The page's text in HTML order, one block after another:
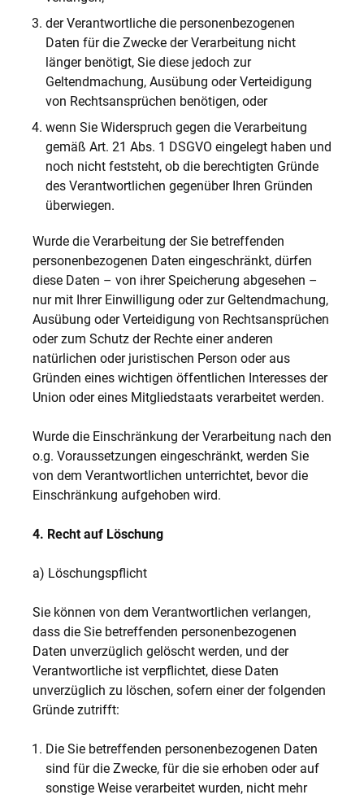
der Verantwortliche die personenbezogenen
Daten für die Zwecke der Verarbeitung nicht
länger benötigt, Sie diese jedoch zur
Geltendmachung, Ausübung oder Verteidigung
von Rechtsansprüchen benötigen, oder
wenn Sie Widerspruch gegen die Verarbeitung
gemäß Art. 21 Abs. 1 DSGVO eingelegt haben und
noch nicht feststeht, ob die berechtigten Gründe
des Verantwortlichen gegenüber Ihren Gründen
überwiegen.
Wurde die Verarbeitung der Sie betreffenden
personenbezogenen Daten eingeschränkt, dürfen
diese Daten – von ihrer Speicherung abgesehen –
nur mit Ihrer Einwilligung oder zur Geltendmachung,
Ausübung oder Verteidigung von Rechtsansprüchen
oder zum Schutz der Rechte einer anderen
natürlichen oder juristischen Person oder aus
Gründen eines wichtigen öffentlichen Interesses der
Union oder eines Mitgliedstaats verarbeitet werden.
Wurde die Einschränkung der Verarbeitung nach den
o.g. Voraussetzungen eingeschränkt, werden Sie
von dem Verantwortlichen unterrichtet, bevor die
Einschränkung aufgehoben wird.
4. Recht auf Löschung
a) Löschungspflicht
Sie können von dem Verantwortlichen verlangen,
dass die Sie betreffenden personenbezogenen
Daten unverzüglich gelöscht werden, und der
Verantwortliche ist verpflichtet, diese Daten
unverzüglich zu löschen, sofern einer der folgenden
Gründe zutrifft:
Die Sie betreffenden personenbezogenen Daten
sind für die Zwecke, für die sie erhoben oder auf
sonstige Weise verarbeitet wurden, nicht mehr